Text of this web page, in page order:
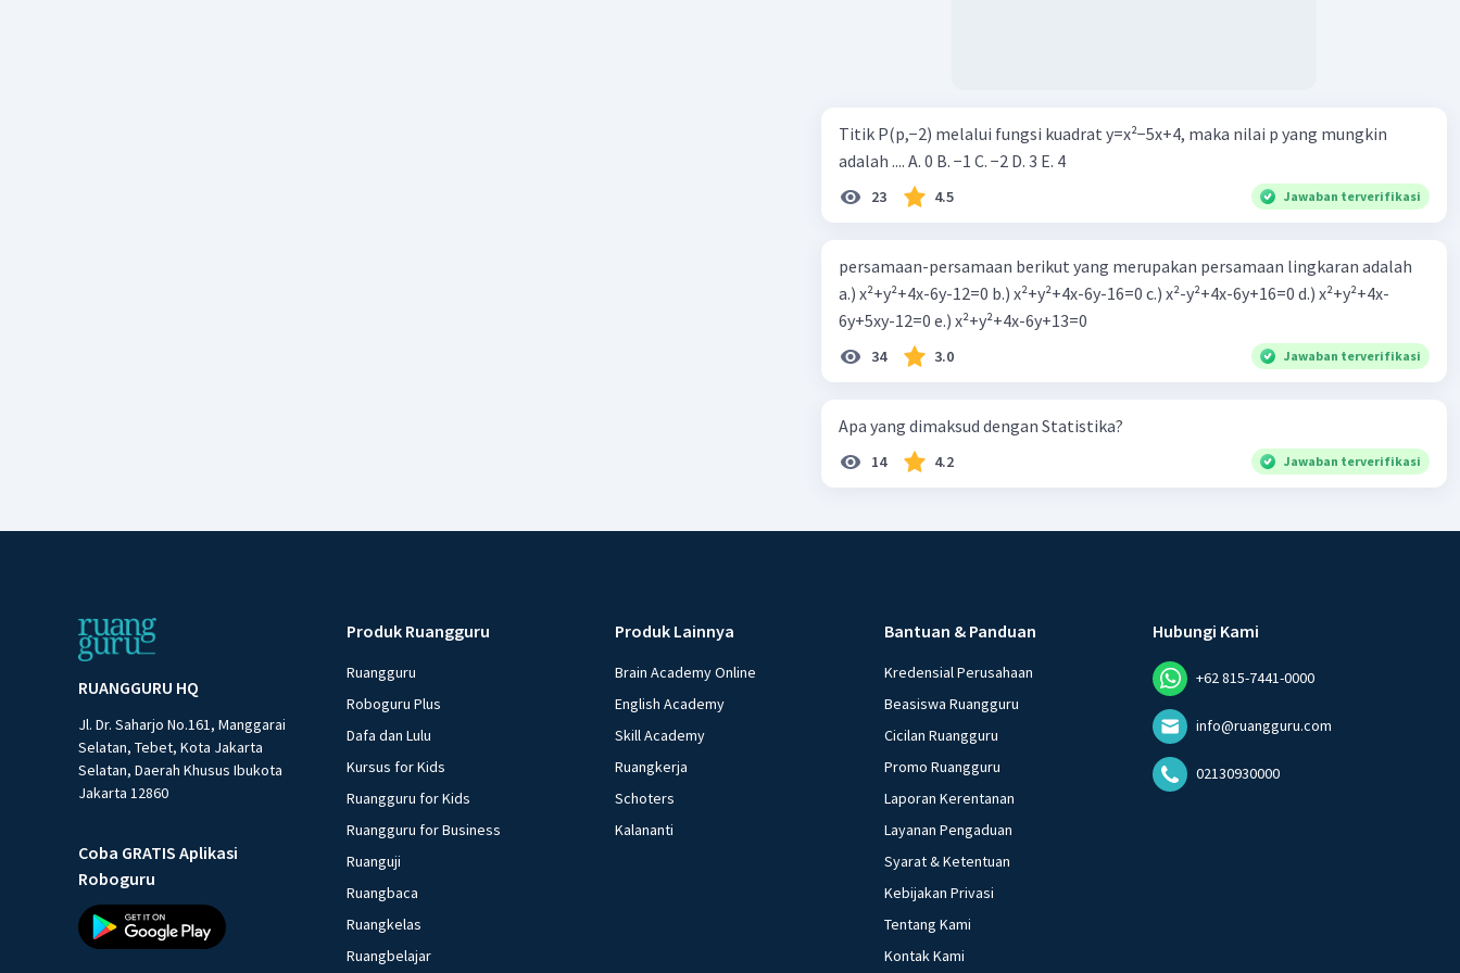
Maka:
f(x) = (x - 2) · (x² + x - 3) + (3x - 3)
3
= x3 - x² - 2x + 3
Beri Rating
Titik P(p,−2) melalui fungsi kuadrat y=x²−5x+4, maka nilai p yang mungkin
adalah .... A. 0 B. −1 C. −2 D. 3 E. 4
23 4.5 Jawaban terverifikasi
persamaan-persamaan berikut yang merupakan persamaan lingkaran adalah
a.) x²+y²+4x-6y-12=0 b.) x²+y²+4x-6y-16=0 c.) x²-y²+4x-6y+16=0 d.) x²+y²+4x-
6y+5xy-12=0 e.) x²+y²+4x-6y+13=0
34 3.0 Jawaban terverifikasi
Apa yang dimaksud dengan Statistika?
14 4.2 Jawaban terverifikasi
RUANGGURU HQ
Jl. Dr. Saharjo No.161, Manggarai
Selatan, Tebet, Kota Jakarta
Selatan, Daerah Khusus Ibukota
Jakarta 12860
Coba GRATIS Aplikasi
Roboguru
Produk Ruangguru
Ruangguru
Roboguru Plus
Dafa dan Lulu
Kursus for Kids
Ruangguru for Kids
Ruangguru for Business
Ruanguji
Ruangbaca
Ruangkelas
Ruangbelajar
Produk Lainnya
Brain Academy Online
English Academy
Skill Academy
Ruangkerja
Schoters
Kalananti
Bantuan & Panduan
Kredensial Perusahaan
Beasiswa Ruangguru
Cicilan Ruangguru
Promo Ruangguru
Laporan Kerentanan
Layanan Pengaduan
Syarat & Ketentuan
Kebijakan Privasi
Tentang Kami
Kontak Kami
Hubungi Kami
+62 815-7441-0000
info@ruangguru.com
02130930000